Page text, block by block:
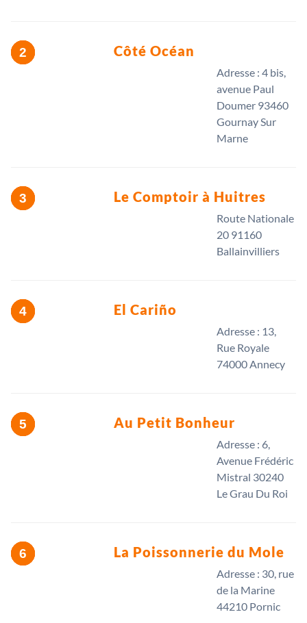
Côté Océan
Adresse : 4 bis,
avenue Paul
Doumer 93460
Gournay Sur
Marne
Le Comptoir à Huitres
Route Nationale
20 91160
Ballainvilliers
El Cariño
Adresse : 13,
Rue Royale
74000 Annecy
Au Petit Bonheur
Adresse : 6,
Avenue Frédéric
Mistral 30240
Le Grau Du Roi
La Poissonnerie du Mole
Adresse : 30, rue
de la Marine
44210 Pornic